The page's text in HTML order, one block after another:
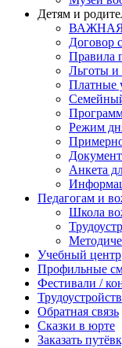
Детям и
Договор
Правила
Льготы и
Платные
Режим
Анкета
Педагогам и
Школа
Учебный центр
Профильные
Фестивали /
Обратная связь
Сказки в юрте
Заказать